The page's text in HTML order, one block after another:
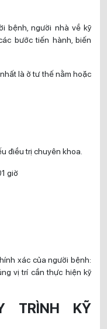
bệnh, người nhà về kỹ
bước tiến hành, biến
là ở tư thế nằm hoặc
điều trị chuyên khoa.
giờ
xác của người bệnh:
vị trí cần thực hiện kỹ
TRÌNH KỸ